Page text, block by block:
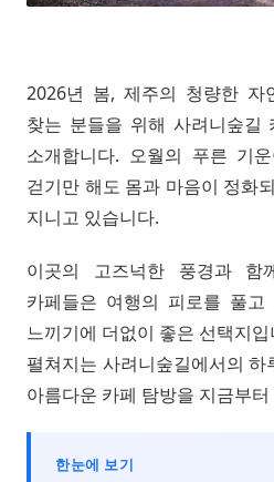
2026년 봄, 제주의 청량한 자
찾는 분들을 위해 사려니숲길
소개합니다. 오월의 푸른 기
걷기만 해도 몸과 마음이 정화
지니고 있습니다.
이곳의 고즈넉한 풍경과 함
카페들은 여행의 피로를 풀
느끼기에 더없이 좋은 선택지
펼쳐지는 사려니숲길에서의
아름다운 카페 탐방을 지금부
한눈에 보기